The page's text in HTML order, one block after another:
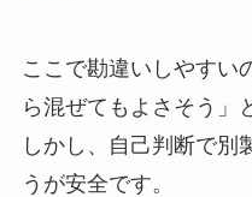
ここで勘違いしやすい
ら混ぜてもよさそう」
しかし、自己判断で別
うが安全です。